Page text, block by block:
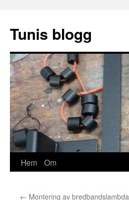
innehåll
Tunis blogg
Hem Om
← Montering av bredbandslambda